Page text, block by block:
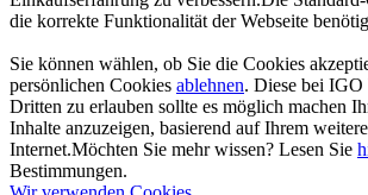
die korrekte Funktionalität der Webseite
Sie können wählen, ob Sie die Cookies
persönlichen Cookies ablehnen. Diese bei IGO
Dritten zu erlauben sollte es möglich machen
Inhalte anzuzeigen, basierend auf Ihrem
Internet.Möchten Sie mehr wissen? Lesen Sie
Bestimmungen.